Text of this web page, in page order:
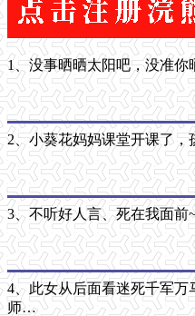
1、没事晒晒太阳吧，没准
2、小葵花妈妈课堂开课了
3、不听好人言、死在我面前
4、此女从后面看迷死千军
师…